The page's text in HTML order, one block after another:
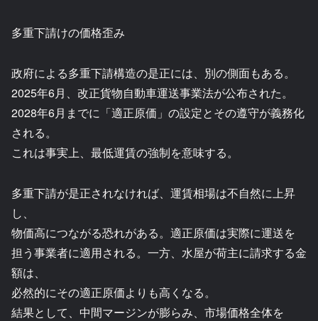
多重下請けの価格歪み
政府による多重下請構造の是正には、別の側面もある。
2025年6月、改正貨物自動車運送事業法が公布された。
2028年6月までに「適正原価」の設定とその遵守が義務化
される。
これは事実上、最低運賃の強制を意味する。
多重下請が是正されなければ、運賃相場は不自然に上昇
し、
物価高につながる恐れがある。適正原価は実際に運送を
担う事業者に適用される。一方、水屋が荷主に請求する金
額は、
必然的にその適正原価よりも高くなる。
結果として、中間マージンが膨らみ、市場価格全体を